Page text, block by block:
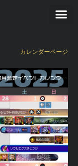
カレンダーページ